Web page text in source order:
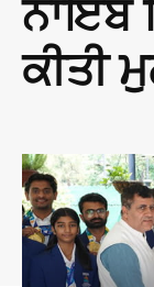
ਨਾਇਬ
ਕੀਤੀ